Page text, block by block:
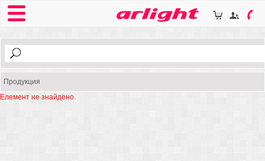
Продукция
Елемент не знайдено.